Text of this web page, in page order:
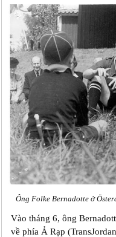
Ông Folke Bernadotte ở
Vào tháng 6, ông
về phía Ả Rạp